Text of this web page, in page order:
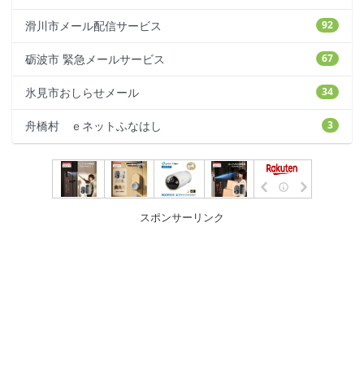
92
滑川市メール配信サービス
67
砺波市 緊急メールサービス
34
氷見市おしらせメール
3
舟橋村 ｅネットふなはし
スポンサーリンク